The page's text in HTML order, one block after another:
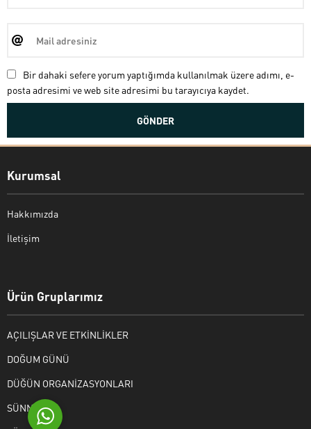
Bir dahaki sefere yorum yaptığımda kullanılmak üzere adımı, e-
posta adresimi ve web site adresimi bu tarayıcıya kaydet.
Kurumsal
Hakkımızda
İletişim
Ürün Gruplarımız
AÇILIŞLAR VE ETKİNLİKLER
DOĞUM GÜNÜ
DÜĞÜN ORGANİZASYONLARI
SÜNNET